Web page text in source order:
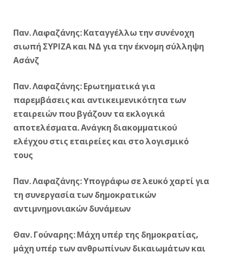
Παν. Λαφαζάνης: Καταγγέλλω την συνένοχη
σιωπή ΣΥΡΙΖΑ και ΝΔ για την έκνομη σύλληψη
Ασάνζ
Παν. Λαφαζάνης: Ερωτηματικά για
παρεμβάσεις και αντικειμενικότητα των
εταιρειών που βγάζουν τα εκλογικά
αποτελέσματα. Ανάγκη διακομματικού
ελέγχου στις εταιρείες και στο λογισμικό
τους
Παν. Λαφαζάνης: Υπογράφω σε λευκό χαρτί για
τη συνεργασία των δημοκρατικών
αντιμνημονιακών δυνάμεων
Θαν. Γούναρης: Μάχη υπέρ της δημοκρατίας,
μάχη υπέρ των ανθρωπίνων δικαιωμάτων και